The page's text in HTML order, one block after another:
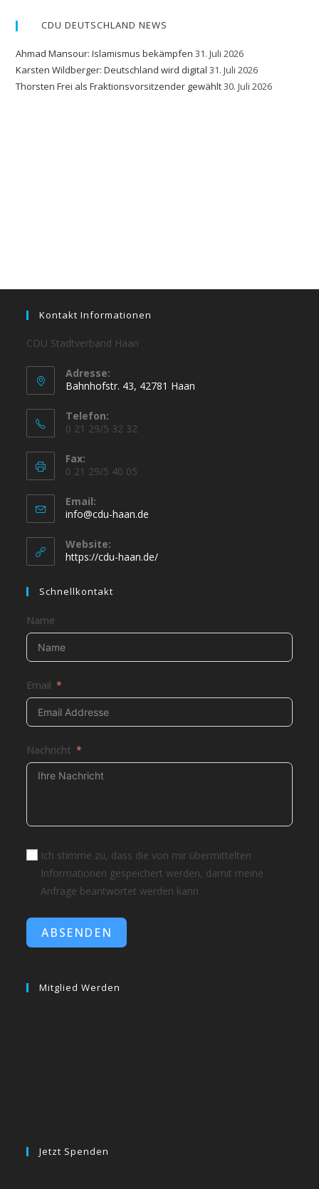
CDU DEUTSCHLAND NEWS
Ahmad Mansour: Islamismus bekämpfen 31. Juli 2026
Karsten Wildberger: Deutschland wird digital 31. Juli 2026
Thorsten Frei als Fraktionsvorsitzender gewählt30. Juli 2026
Kontakt Informationen
CDU Stadtverband Haan
Adresse:
Bahnhofstr. 43, 42781 Haan
Telefon:
0 21 29/5 32 32
Fax:
0 21 29/5 40 05
Email:
info@cdu-haan.de
Website:
https://cdu-haan.de/
Schnellkontakt
Name
Email
Nachricht
Ich stimme zu, dass die von mir übermittelten
Informationen gespeichert werden, damit meine
Anfrage beantwortet werden kann
ABSENDEN
Mitglied Werden
Jetzt Spenden